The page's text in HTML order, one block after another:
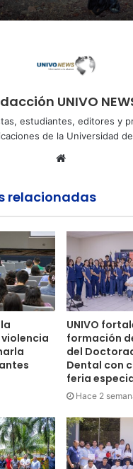
UNIVO
estudiantes, editores y
de la Universidad
Sitio
relacionadas
UNIVO
formación
del
Dental con
feria
Hace 2